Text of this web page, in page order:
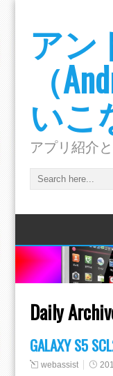
アン
（
いこ
アプリ紹介
Daily
GALAXY S5
webassist